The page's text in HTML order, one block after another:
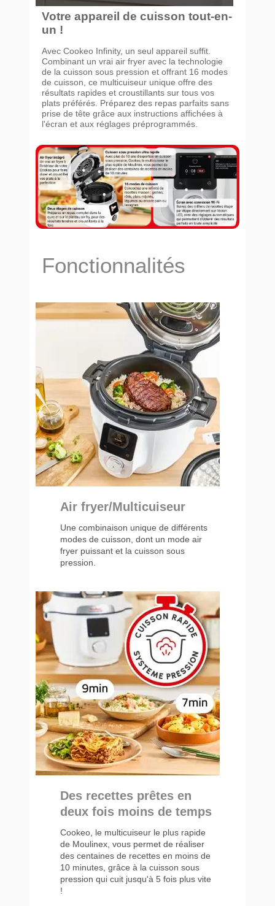
Votre appareil de cuisson tout-en-
un !
Avec Cookeo Infinity, un seul appareil suffit.
Combinant un vrai air fryer avec la technologie
de la cuisson sous pression et offrant 16 modes
de cuisson, ce multicuiseur unique offre des
résultats rapides et croustillants sur tous vos
plats préférés. Préparez des repas parfaits sans
prise de tête grâce aux instructions affichées à
l'écran et aux réglages préprogrammés.
Fonctionnalités
Air fryer/Multicuiseur
Une combinaison unique de différents
modes de cuisson, dont un mode air
fryer puissant et la cuisson sous
pression.
Des recettes prêtes en
deux fois moins de temps
Cookeo, le multicuiseur le plus rapide
de Moulinex, vous permet de réaliser
des centaines de recettes en moins de
10 minutes, grâce à la cuisson sous
pression qui cuit jusqu'à 5 fois plus vite
!